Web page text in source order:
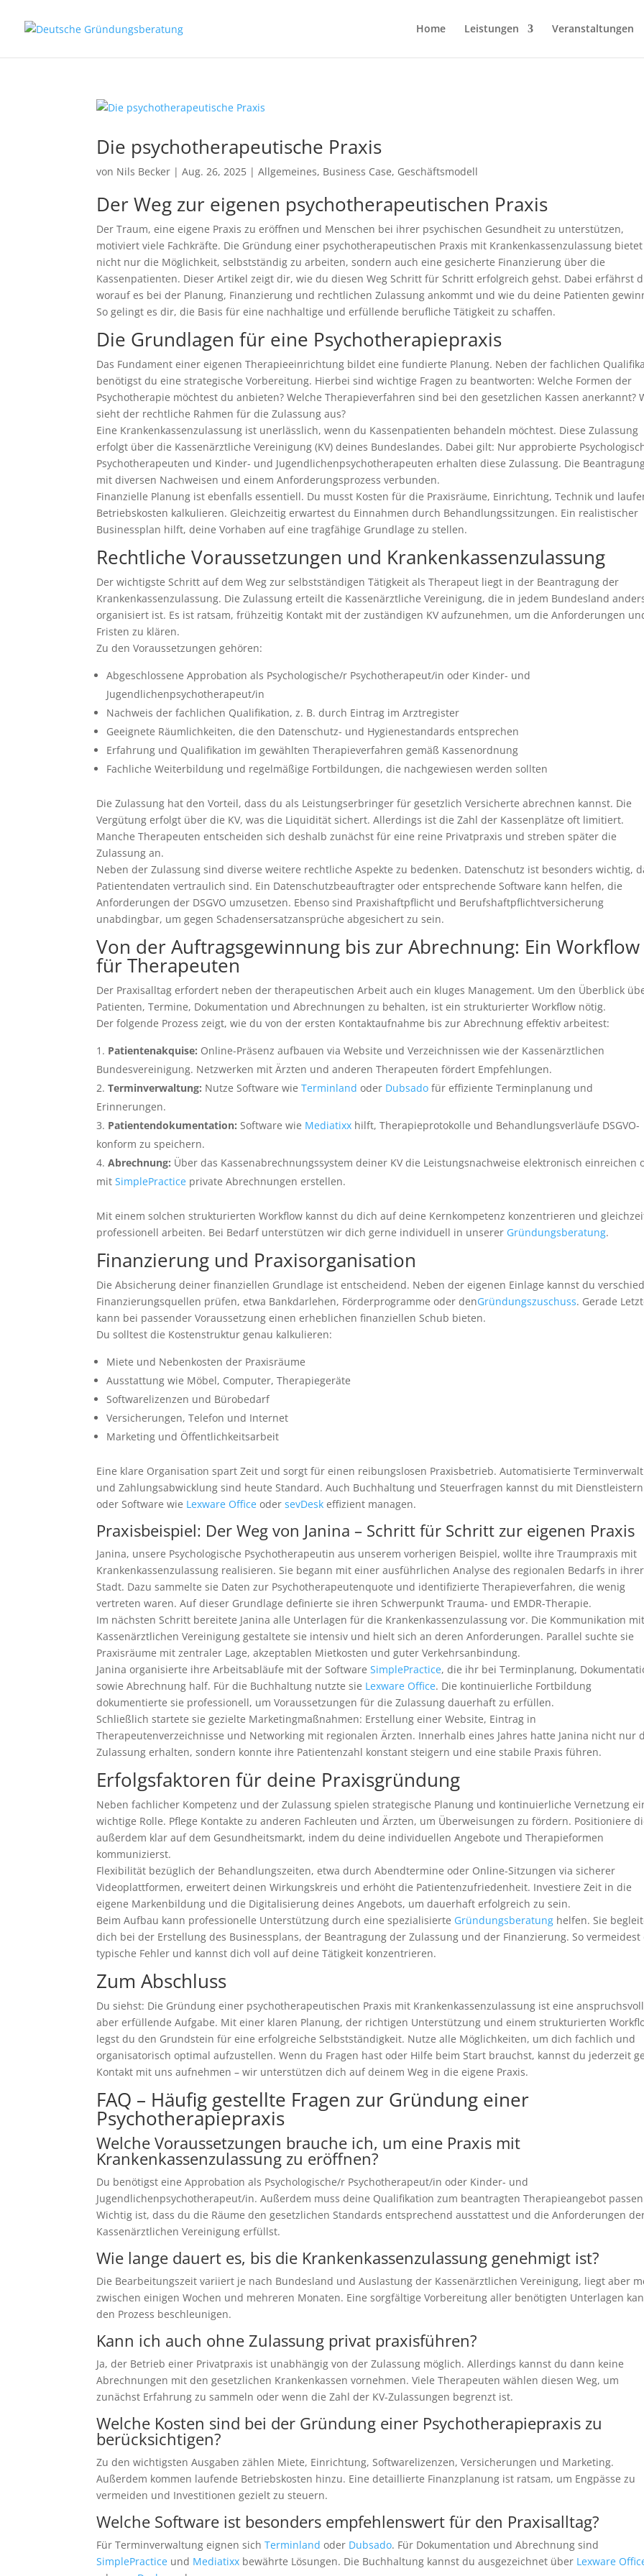
Home Leistungen Veranstaltungen
Die psychotherapeutische Praxis
von Nils Becker |Aug. 26, 2025 |Allgemeines, Business Case, Geschäftsmodell
Der Weg zur eigenen psychotherapeutischen Praxis
Der Traum, eine eigene Praxis zu eröffnen und Menschen bei ihrer psychischen Gesundheit zu unterstützen,
motiviert viele Fachkräfte. Die Gründung einer psychotherapeutischen Praxis mit Krankenkassenzulassung bietet
nicht nur die Möglichkeit, selbstständig zu arbeiten, sondern auch eine gesicherte Finanzierung über die
Kassenpatienten. Dieser Artikel zeigt dir, wie du diesen Weg Schritt für Schritt erfolgreich gehst. Dabei erfährst
worauf es bei der Planung, Finanzierung und rechtlichen Zulassung ankommt und wie du deine Patienten
So gelingt es dir, die Basis für eine nachhaltige und erfüllende berufliche Tätigkeit zu schaffen.
Die Grundlagen für eine Psychotherapiepraxis
Das Fundament einer eigenen Therapieeinrichtung bildet eine fundierte Planung. Neben der fachlichen
benötigst du eine strategische Vorbereitung. Hierbei sind wichtige Fragen zu beantworten: Welche Formen der
Psychotherapie möchtest du anbieten? Welche Therapieverfahren sind bei den gesetzlichen Kassen anerkannt?
sieht der rechtliche Rahmen für die Zulassung aus?
Eine Krankenkassenzulassung ist unerlässlich, wenn du Kassenpatienten behandeln möchtest. Diese Zulassung
erfolgt über die Kassenärztliche Vereinigung (KV) deines Bundeslandes. Dabei gilt: Nur approbierte
Psychotherapeuten und Kinder- und Jugendlichenpsychotherapeuten erhalten diese Zulassung. Die
mit diversen Nachweisen und einem Anforderungsprozess verbunden.
Finanzielle Planung ist ebenfalls essentiell. Du musst Kosten für die Praxisräume, Einrichtung, Technik und
Betriebskosten kalkulieren. Gleichzeitig erwartest du Einnahmen durch Behandlungssitzungen. Ein realistischer
Businessplan hilft, deine Vorhaben auf eine tragfähige Grundlage zu stellen.
Rechtliche Voraussetzungen und Krankenkassenzulassung
Der wichtigste Schritt auf dem Weg zur selbstständigen Tätigkeit als Therapeut liegt in der Beantragung der
Krankenkassenzulassung. Die Zulassung erteilt die Kassenärztliche Vereinigung, die in jedem Bundesland
organisiert ist. Es ist ratsam, frühzeitig Kontakt mit der zuständigen KV aufzunehmen, um die Anforderungen
Fristen zu klären.
Zu den Voraussetzungen gehören:
Abgeschlossene Approbation als Psychologische/r Psychotherapeut/in oder Kinder- und
Jugendlichenpsychotherapeut/in
Nachweis der fachlichen Qualifikation, z. B. durch Eintrag im Arztregister
Geeignete Räumlichkeiten, die den Datenschutz- und Hygienestandards entsprechen
Erfahrung und Qualifikation im gewählten Therapieverfahren gemäß Kassenordnung
Fachliche Weiterbildung und regelmäßige Fortbildungen, die nachgewiesen werden sollten
Die Zulassung hat den Vorteil, dass du als Leistungserbringer für gesetzlich Versicherte abrechnen kannst. Die
Vergütung erfolgt über die KV, was die Liquidität sichert. Allerdings ist die Zahl der Kassenplätze oft limitiert.
Manche Therapeuten entscheiden sich deshalb zunächst für eine reine Privatpraxis und streben später die
Zulassung an.
Neben der Zulassung sind diverse weitere rechtliche Aspekte zu bedenken. Datenschutz ist besonders wichtig,
Patientendaten vertraulich sind. Ein Datenschutzbeauftragter oder entsprechende Software kann helfen, die
Anforderungen der DSGVO umzusetzen. Ebenso sind Praxishaftpflicht und Berufshaftpflichtversicherung
unabdingbar, um gegen Schadensersatzansprüche abgesichert zu sein.
Von der Auftragsgewinnung bis zur Abrechnung: Ein Workflow
für Therapeuten
Der Praxisalltag erfordert neben der therapeutischen Arbeit auch ein kluges Management. Um den Überblick
Patienten, Termine, Dokumentation und Abrechnungen zu behalten, ist ein strukturierter Workflow nötig.
Der folgende Prozess zeigt, wie du von der ersten Kontaktaufnahme bis zur Abrechnung effektiv arbeitest:
Patientenakquise: Online-Präsenz aufbauen via Website und Verzeichnissen wie der Kassenärztlichen
Bundesvereinigung. Netzwerken mit Ärzten und anderen Therapeuten fördert Empfehlungen.
Terminverwaltung: Nutze Software wieTerminland oder Dubsado für effiziente Terminplanung und
Erinnerungen.
Patientendokumentation: Software wie Mediatixx hilft, Therapieprotokolle und Behandlungsverläufe DSGVO-
konform zu speichern.
Abrechnung: Über das Kassenabrechnungssystem deiner KV die Leistungsnachweise elektronisch einreichen
mitSimplePractice private Abrechnungen erstellen.
Mit einem solchen strukturierten Workflow kannst du dich auf deine Kernkompetenz konzentrieren und
professionell arbeiten. Bei Bedarf unterstützen wir dich gerne individuell in unserer Gründungsberatung.
Finanzierung und Praxisorganisation
Die Absicherung deiner finanziellen Grundlage ist entscheidend. Neben der eigenen Einlage kannst du
Finanzierungsquellen prüfen, etwa Bankdarlehen, Förderprogramme oder denGründungszuschuss. Gerade
kann bei passender Voraussetzung einen erheblichen finanziellen Schub bieten.
Du solltest die Kostenstruktur genau kalkulieren:
Miete und Nebenkosten der Praxisräume
Ausstattung wie Möbel, Computer, Therapiegeräte
Softwarelizenzen und Bürobedarf
Versicherungen, Telefon und Internet
Marketing und Öffentlichkeitsarbeit
Eine klare Organisation spart Zeit und sorgt für einen reibungslosen Praxisbetrieb. Automatisierte
und Zahlungsabwicklung sind heute Standard. Auch Buchhaltung und Steuerfragen kannst du mit Dienstleistern
oder Software wie Lexware Office odersevDesk effizient managen.
Praxisbeispiel: Der Weg von Janina – Schritt für Schritt zur eigenen Praxis
Janina, unsere Psychologische Psychotherapeutin aus unserem vorherigen Beispiel, wollte ihre Traumpraxis mit
Krankenkassenzulassung realisieren. Sie begann mit einer ausführlichen Analyse des regionalen Bedarfs in ihrer
Stadt. Dazu sammelte sie Daten zur Psychotherapeutenquote und identifizierte Therapieverfahren, die wenig
vertreten waren. Auf dieser Grundlage definierte sie ihren Schwerpunkt Trauma- und EMDR-Therapie.
Im nächsten Schritt bereitete Janina alle Unterlagen für die Krankenkassenzulassung vor. Die Kommunikation
Kassenärztlichen Vereinigung gestaltete sie intensiv und hielt sich an deren Anforderungen. Parallel suchte sie
Praxisräume mit zentraler Lage, akzeptablen Mietkosten und guter Verkehrsanbindung.
Janina organisierte ihre Arbeitsabläufe mit der SoftwareSimplePractice, die ihr bei Terminplanung,
sowie Abrechnung half. Für die Buchhaltung nutzte sie Lexware Office. Die kontinuierliche Fortbildung
dokumentierte sie professionell, um Voraussetzungen für die Zulassung dauerhaft zu erfüllen.
Schließlich startete sie gezielte Marketingmaßnahmen: Erstellung einer Website, Eintrag in
Therapeutenverzeichnisse und Networking mit regionalen Ärzten. Innerhalb eines Jahres hatte Janina nicht nur
Zulassung erhalten, sondern konnte ihre Patientenzahl konstant steigern und eine stabile Praxis führen.
Erfolgsfaktoren für deine Praxisgründung
Neben fachlicher Kompetenz und der Zulassung spielen strategische Planung und kontinuierliche Vernetzung
wichtige Rolle. Pflege Kontakte zu anderen Fachleuten und Ärzten, um Überweisungen zu fördern. Positioniere
außerdem klar auf dem Gesundheitsmarkt, indem du deine individuellen Angebote und Therapieformen
kommunizierst.
Flexibilität bezüglich der Behandlungszeiten, etwa durch Abendtermine oder Online-Sitzungen via sicherer
Videoplattformen, erweitert deinen Wirkungskreis und erhöht die Patientenzufriedenheit. Investiere Zeit in die
eigene Markenbildung und die Digitalisierung deines Angebots, um dauerhaft erfolgreich zu sein.
Beim Aufbau kann professionelle Unterstützung durch eine spezialisierte Gründungsberatung helfen. Sie
dich bei der Erstellung des Businessplans, der Beantragung der Zulassung und der Finanzierung. So vermeidest
typische Fehler und kannst dich voll auf deine Tätigkeit konzentrieren.
Zum Abschluss
Du siehst: Die Gründung einer psychotherapeutischen Praxis mit Krankenkassenzulassung ist eine
aber erfüllende Aufgabe. Mit einer klaren Planung, der richtigen Unterstützung und einem strukturierten
legst du den Grundstein für eine erfolgreiche Selbstständigkeit. Nutze alle Möglichkeiten, um dich fachlich und
organisatorisch optimal aufzustellen. Wenn du Fragen hast oder Hilfe beim Start brauchst, kannst du jederzeit
Kontakt mit uns aufnehmen – wir unterstützen dich auf deinem Weg in die eigene Praxis.
FAQ – Häufig gestellte Fragen zur Gründung einer
Psychotherapiepraxis
Welche Voraussetzungen brauche ich, um eine Praxis mit
Krankenkassenzulassung zu eröffnen?
Du benötigst eine Approbation als Psychologische/r Psychotherapeut/in oder Kinder- und
Jugendlichenpsychotherapeut/in. Außerdem muss deine Qualifikation zum beantragten Therapieangebot
Wichtig ist, dass du die Räume den gesetzlichen Standards entsprechend ausstattest und die Anforderungen
Kassenärztlichen Vereinigung erfüllst.
Wie lange dauert es, bis die Krankenkassenzulassung genehmigt ist?
Die Bearbeitungszeit variiert je nach Bundesland und Auslastung der Kassenärztlichen Vereinigung, liegt aber
zwischen einigen Wochen und mehreren Monaten. Eine sorgfältige Vorbereitung aller benötigten Unterlagen
den Prozess beschleunigen.
Kann ich auch ohne Zulassung privat praxisführen?
Ja, der Betrieb einer Privatpraxis ist unabhängig von der Zulassung möglich. Allerdings kannst du dann keine
Abrechnungen mit den gesetzlichen Krankenkassen vornehmen. Viele Therapeuten wählen diesen Weg, um
zunächst Erfahrung zu sammeln oder wenn die Zahl der KV-Zulassungen begrenzt ist.
Welche Kosten sind bei der Gründung einer Psychotherapiepraxis zu
berücksichtigen?
Zu den wichtigsten Ausgaben zählen Miete, Einrichtung, Softwarelizenzen, Versicherungen und Marketing.
Außerdem kommen laufende Betriebskosten hinzu. Eine detaillierte Finanzplanung ist ratsam, um Engpässe zu
vermeiden und Investitionen gezielt zu steuern.
Welche Software ist besonders empfehlenswert für den Praxisalltag?
Für Terminverwaltung eignen sichTerminland oder Dubsado. Für Dokumentation und Abrechnung sind
SimplePractice und Mediatixx bewährte Lösungen. Die Buchhaltung kannst du ausgezeichnet über Lexware